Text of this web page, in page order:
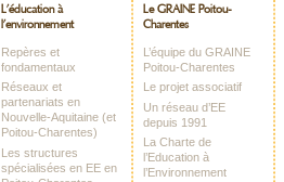
L’éducation à
l’environnement
Repères et
fondamentaux
Réseaux et
partenariats en
Nouvelle-Aquitaine (et
Poitou-Charentes)
Les structures
spécialisées en EE en
Le GRAINE Poitou-
Charentes
L’équipe du GRAINE
Poitou-Charentes
Le projet associatif
Un réseau d’EE
depuis 1991
La Charte de
l’Education à
l’Environnement